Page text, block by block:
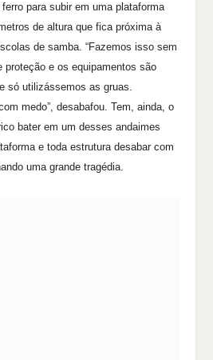
para subir em uma plataforma
de altura que fica próxima à
de samba. “Fazemos isso sem
proteção e os equipamentos são
só utilizássemos as gruas.
medo”, desabafou. Tem, ainda, o
bater em um desses andaimes
e toda estrutura desabar com
uma grande tragédia.